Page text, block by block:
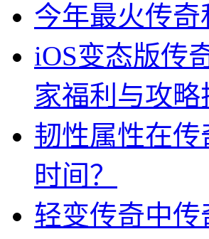
今年最火传
iOS变态版传
家福利与攻略
韧性属性在
时间？
轻变传奇中